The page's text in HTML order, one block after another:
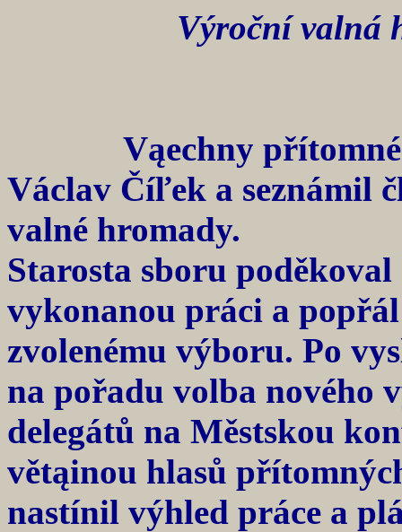
Výroční valná
Vąechny přítomné
Václav Číľek a seznámil
valné hromady.
Starosta sboru
vykonanou práci a
zvolenému výboru. Po
na pořadu volba nového
delegátů na Městskou
větąinou hlasů
nastínil výhled práce a